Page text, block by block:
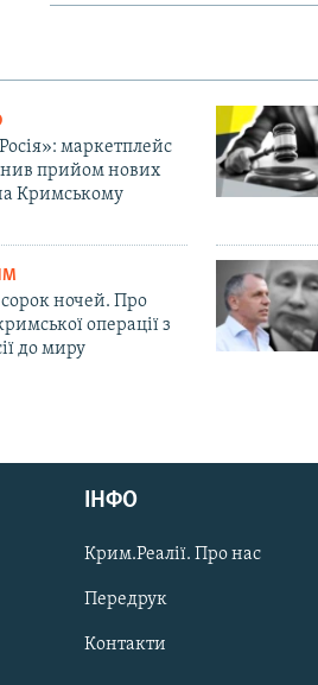
маркетплейс
прийом нових
Кримському
ночей. Про
операції з
до миру
ІНФО
Крим.Реалії. Про нас
Передрук
Контакти